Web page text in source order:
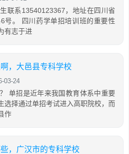
联系13540123367，地址在四川省
号。 四川药学单招培训班的重要性
有志于进
，大邑县专科学校
03-24
单招是近年来我国教育体系中重要
选择通过单招考试进入高职院校，而
作
，广汉市的专科学校